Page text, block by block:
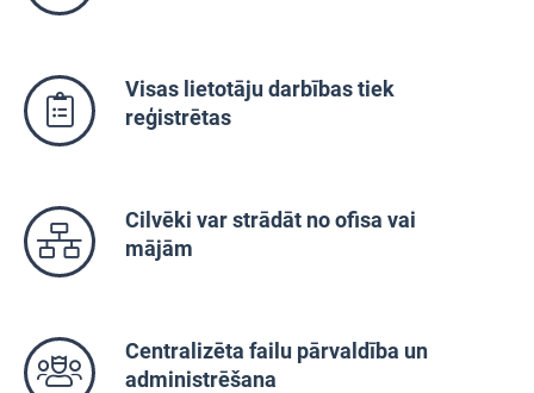
Visas lietotāju darbības tiek
reģistrētas
Cilvēki var strādāt no ofisa vai
mājām
Centralizēta failu pārvaldība un
administrēšana